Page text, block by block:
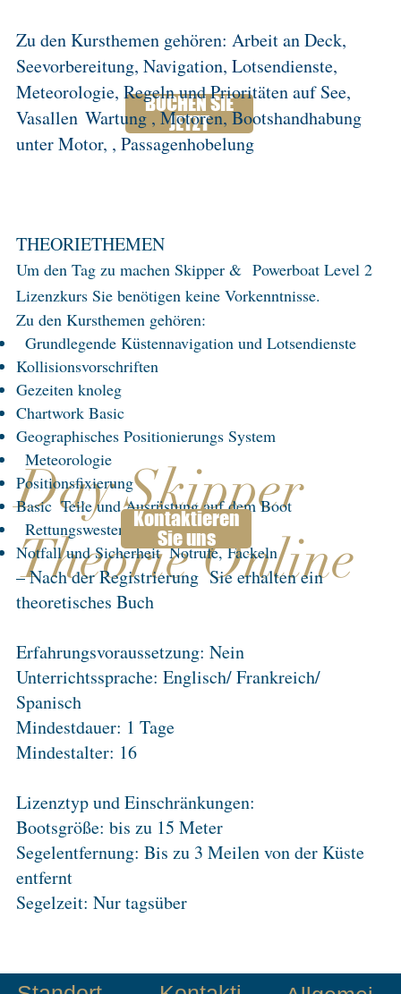
Day Skipper
Theorie Online
BUCHEN SIE
JETZT
Zu den Kursthemen gehören: Arbeit an Deck,
Seevorbereitung, Navigation, Lotsendienste,
Meteorologie, Regeln und Prioritäten auf See,
Vasallen Wartung , Motoren, Bootshandhabung
unter Motor, , Passagenhobelung
THEORIETHEMEN
Um den Tag zu machen Skipper & Powerboat Level 2
Lizenzkurs Sie benötigen keine Vorkenntnisse.
Zu den Kursthemen gehören:
Grundlegende Küstennavigation und Lotsendienste
Kollisionsvorschriften
Gezeiten knoleg
Chartwork Basic
Geographisches Positionierungs System
Meteorologie
Positionsfixierung
Basic Teile und Ausrüstung auf dem Boot
Rettungswesten und Rettungsflöße
Notfall und Sicherheit Notrufe, Fackeln
– Nach der Registrierung Sie erhalten ein
theoretisches Buch
Erfahrungsvoraussetzung: Nein
Unterrichtssprache: Englisch/ Frankreich/
Spanisch
Mindestdauer: 1 Tage
Mindestalter: 16
Lizenztyp und Einschränkungen:
Bootsgröße: bis zu 15 Meter
Segelentfernung: Bis zu 3 Meilen von der Küste
entfernt
Segelzeit: Nur tagsüber
Kontaktieren
Sie uns